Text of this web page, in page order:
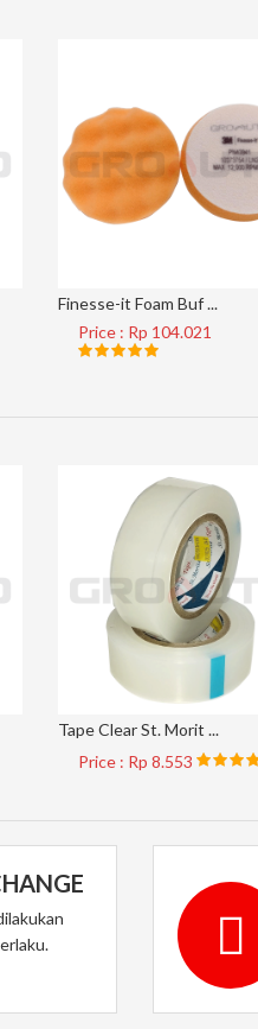
Finesse-it Foam Buf ...
Price : Rp 104.021
Tape Clear St. Morit ...
Price : Rp 8.553